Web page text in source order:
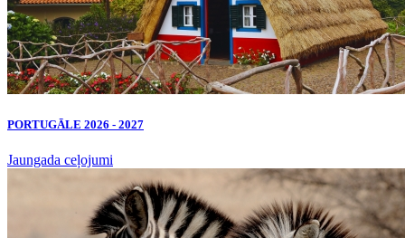
PORTUGĀLE 2026 - 2027
Jaungada ceļojumi